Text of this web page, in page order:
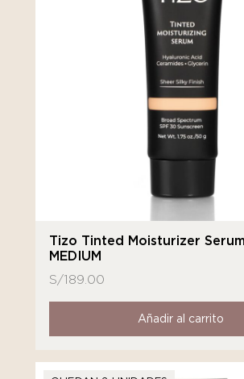
Tizo Tinted Moisturizer
MEDIUM
S/189.00
Añadir al carrito